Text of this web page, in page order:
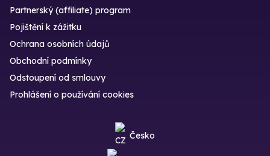
Partnerský (affiliate) program
Pojištění k zážitku
Ochrana osobních údajů
Obchodní podmínky
Odstoupení od smlouvy
Prohlášení o používání cookies
Česko